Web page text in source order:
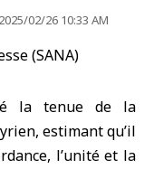
02/26 10:33 AM
la tenue de la
estimant qu’il
l’unité et la